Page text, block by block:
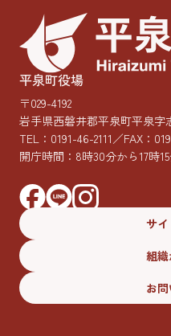
平泉町役場
〒029-4192
岩手県西磐井郡平泉町平泉字
TEL： 0191-46-2111／FAX：
開庁時間：8時30分から17時
サ
組
お